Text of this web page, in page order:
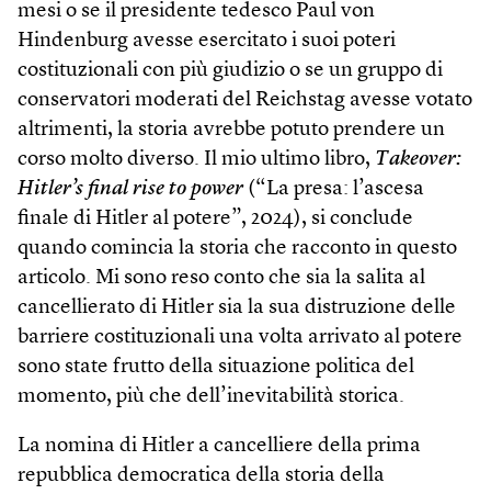
mesi o se il presidente tedesco Paul von
Hindenburg avesse esercitato i suoi poteri
costituzionali con più giudizio o se un gruppo di
conservatori moderati del Reichstag avesse votato
altrimenti, la storia avrebbe potuto prendere un
corso molto diverso. Il mio ultimo libro, Take­over:
Hitler’s final rise to power(“La presa: l’ascesa
finale di Hitler al potere”, 2024), si conclude
quando comincia la storia che racconto in questo
articolo. Mi sono reso conto che sia la salita al
cancellierato di Hitler sia la sua distruzione delle
barriere costituzionali una volta arrivato al potere
sono state frutto della situazione politica del
momento, più che dell’inevitabilità storica.
La nomina di Hitler a cancelliere della prima
repubblica democratica della storia della